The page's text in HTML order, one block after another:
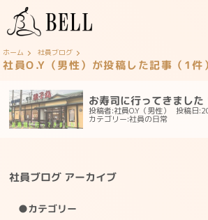
ホーム 社員ブログ
社員O.Y（男性）が投稿した記事（1件）
お寿司に行ってきました
投稿者:社員O.Y（男性） 投稿日
カテゴリー:社員の日常
社員ブログ アーカイブ
●カテゴリー